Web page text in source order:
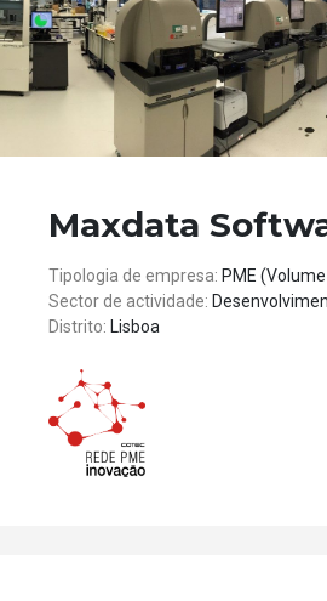
Recursos
Notícias
Eventos
Maxdata
Tipologia de empresa: PME
Sector de actividade:
Distrito: Lisboa